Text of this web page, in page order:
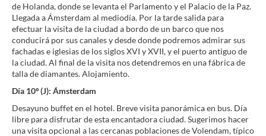
de Holanda, donde se levanta el Parlamento y el Palacio de la Paz.
Llegada a Ámsterdam al mediodía. Por la tarde salida para
efectuar la visita de la ciudad a bordo de un barco que nos
conducirá por sus canales y desde donde podremos admirar sus
fachadas e iglesias de los siglos XVI y XVII, y el puerto antiguo de
la ciudad. Al final de la visita nos detendremos en una fábrica de
talla de diamantes. Alojamiento.
Día 10º (J): Ámsterdam
Desayuno buffet en el hotel. Breve visita panorámica en bus. Día
libre para disfrutar de esta encantadora ciudad. Sugerimos hacer
una visita opcional a las cercanas poblaciones de Volendam, típico